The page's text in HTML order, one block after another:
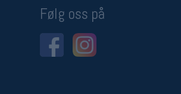
Følg oss på